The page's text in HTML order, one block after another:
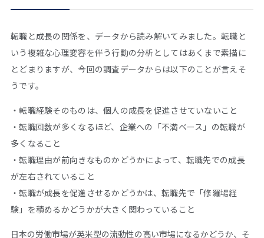
転職と成長の関係を、データから読み解いてみました。転職と
いう複雑な心理変容を伴う行動の分析としてはあくまで素描に
とどまりますが、今回の調査データからは以下のことが言えそ
うです。
・転職経験そのものは、個人の成長を促進させていないこと
・転職回数が多くなるほど、企業への「不満ベース」の転職が
多くなること
・転職理由が前向きなものかどうかによって、転職先での成長
が左右されていること
・転職が成長を促進させるかどうかは、転職先で「修羅場経
験」を積めるかどうかが大きく関わっていること
日本の労働市場が英米型の流動性の高い市場になるかどうか、そ